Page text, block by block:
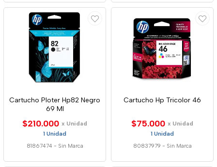
Cartucho Ploter Hp82 Negro
69 Ml
$210.000 x Unidad
1 Unidad
81867474 - Sin Marca
Cartucho Hp Tricolor 46
$75.000 x Unidad
1 Unidad
80837979 - Sin Marca